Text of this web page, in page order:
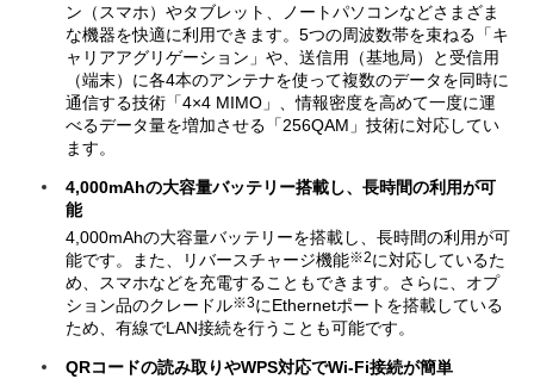
ン（スマホ）やタブレット、ノートパソコンなどさまざま
な機器を快適に利用できます。5つの周波数帯を束ねる「キ
ャリアアグリゲーション」や、送信用（基地局）と受信用
（端末）に各4本のアンテナを使って複数のデータを同時に
通信する技術「4×4 MIMO」、情報密度を高めて一度に運
べるデータ量を増加させる「256QAM」技術に対応してい
ます。
4,000mAhの大容量バッテリー搭載し、長時間の利用が可
能
4,000mAhの大容量バッテリーを搭載し、長時間の利用が可
能です。また、リバースチャージ機能※2に対応しているた
め、スマホなどを充電することもできます。さらに、オプ
ション品のクレードル※3にEthernetポートを搭載している
ため、有線でLAN接続を行うことも可能です。
QRコードの読み取りやWPS対応でWi-Fi接続が簡単